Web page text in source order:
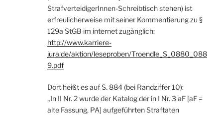
StrafverteidigerInnen-Schreibtisch stehen) ist
erfreulicherweise mit seiner Kommentierung zu §
129a StGB im internet zugänglich:
http://www.karriere-
jura.de/aktion/leseproben/Troendle_S_0880_088
9.pdf
Dort heißt es auf S. 884 (bei Randziffer 10):
„In II Nr. 2 wurde der Katalog der in I Nr. 3 aF [aF =
alte Fassung, PA] aufgeführten Straftaten